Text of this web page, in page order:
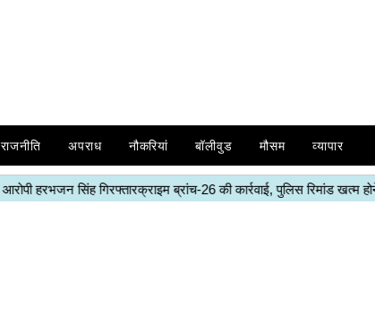
राजनीति अपराध नौकरियां बॉलीवुड मौसम व्यापार